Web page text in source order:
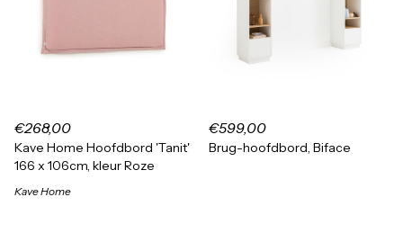
€268,00
Kave Home Hoofdbord 'Tanit'
166 x 106cm, kleur Roze
Kave Home
€599,00
Brug-hoofdbord, Biface